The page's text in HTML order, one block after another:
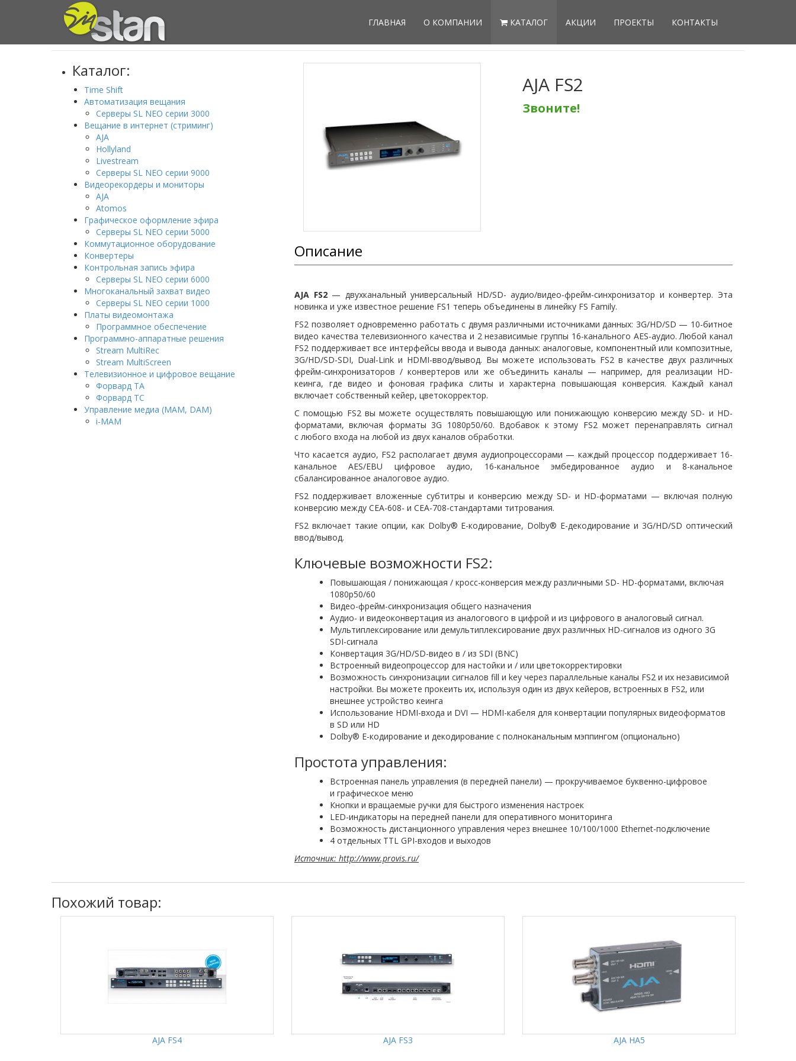
ГЛАВНАЯ О КОМПАНИИ КАТАЛОГ АКЦИИ ПРОЕКТЫ
КОНТАКТЫ
Главная
/ Каталог
Каталог:
Time Shift
Автоматизация вещания
Серверы SL NEO серии 3000
Вещание в интернет (стриминг)
AJA
Hollyland
Livestream
Серверы SL NEO серии 9000
Видеорекордеры и мониторы
AJA
Atomos
Графическое оформление эфира
Серверы SL NEO серии 5000
Коммутационное оборудование
Конвертеры
Контрольная запись эфира
Серверы SL NEO серии 6000
Многоканальный захват видео
Серверы SL NEO серии 1000
Платы видеомонтажа
Программное обеспечение
Программно-аппаратные решения
Stream MultiRec
Stream MultiScreen
Телевизионное и цифровое вещание
Форвард ТА
Форвард ТС
Управление медиа (MAM, DAM)
i-MAM
AJA FS2
Звоните!
Описание
AJA FS2— двухканальный универсальный HD/SD- аудио/видео-фрейм-синхронизатор и конвертер. Эта
новинка и уже известное решение FS1 теперь объединены в линейку FS Family.
FS2 позволяет одновременно работать с двумя различными источниками данных: 3G/HD/SD — 10-битное
видео качества телевизионного качества и 2 независимые группы 16-канального AES-аудио. Любой канал
FS2 поддерживает все интерфейсы ввода и вывода данных: аналоговые, компонентный или композитные,
3G/HD/SD-SDI, Dual-Link и HDMI-ввод/вывод. Вы можете использовать FS2 в качестве двух различных
фрейм-синхронизаторов / конвертеров или же объединить каналы — например, для реализации HD-
кеинга, где видео и фоновая графика слиты и характерна повышающая конверсия. Каждый канал
включает собственный кейер, цветокорректор.
С помощью FS2 вы можете осуществлять повышающую или понижающую конверсию между SD- и HD-
форматами, включая форматы 3G 1080p50/60. Вдобавок к этому FS2 может перенаправлять сигнал
с любого входа на любой из двух каналов обработки.
Что касается аудио, FS2 располагает двумя аудиопроцессорами — каждый процессор поддерживает 16-
канальное AES/EBU цифровое аудио, 16-канальное эмбедированное аудио и 8-канальное
сбалансированное аналоговое аудио.
FS2 поддерживает вложенные субтитры и конверсию между SD- и HD-форматами — включая полную
конверсию между CEA-608- и CEA-708-стандартами титрования.
FS2 включает такие опции, как Dolby® E-кодирование, Dolby® E-декодирование и 3G/HD/SD оптический
ввод/вывод.
Ключевые возможности FS2:
Повышающая / понижающая / кросс-конверсия между различными SD- HD-форматами, включая
1080p50/60
Видео-фрейм-синхронизация общего назначения
Аудио- и видеоконвертация из аналогового в цифрой и из цифрового в аналоговый сигнал.
Мультиплексирование или демультиплексирование двух различных HD-сигналов из одного 3G
SDI-сигнала
Конвертация 3G/HD/SD-видео в / из SDI (BNC)
Встроенный видеопроцессор для настойки и / или цветокорректировки
Возможность синхронизации сигналов fill и key через параллельные каналы FS2 и их независимой
настройки. Вы можете прокеить их, используя один из двух кейеров, встроенных в FS2, или
внешнее устройство кеинга
Использование HDMI-входа и DVI — HDMI-кабеля для конвертации популярных видеоформатов
в SD или HD
Dolby® E-кодирование и декодирование с полноканальным мэппингом (опционально)
Простота управления:
Встроенная панель управления (в передней панели) — прокручиваемое буквенно-цифровое
и графическое меню
Кнопки и вращаемые ручки для быстрого изменения настроек
LED-индикаторы на передней панели для оперативного мониторинга
Возможность дистанционного управления через внешнее 10/100/1000 Ethernet-подключение
4 отдельных TTL GPI-входов и выходов
Источник: http://www.provis.ru/
Похожий товар:
AJA FS4 AJA FS3 AJA HA5